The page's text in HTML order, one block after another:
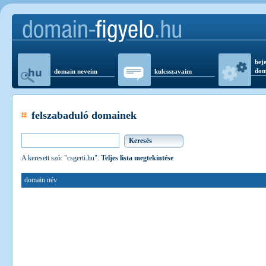
domain neveim kulcsszavaim
felszabaduló domainek
A keresett szó: "csgerti.hu". Teljes lista megtekintése
domain név